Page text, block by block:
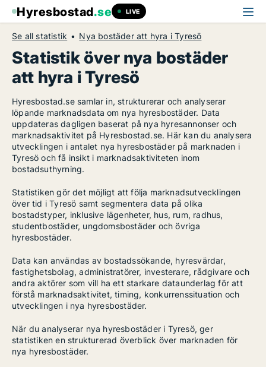
Hyresbostad.se LIVE
Se all statistik Nya bostäder att hyra i Tyresö
Statistik över nya bostäder
att hyra i Tyresö
Hyresbostad.se samlar in, strukturerar och analyserar
löpande marknadsdata om nya hyresbostäder. Data
uppdateras dagligen baserat på nya hyresannonser och
marknadsaktivitet på Hyresbostad.se. Här kan du analysera
utvecklingen i antalet nya hyresbostäder på marknaden i
Tyresö och få insikt i marknadsaktiviteten inom
bostadsuthyrning.
Statistiken gör det möjligt att följa marknadsutvecklingen
över tid i Tyresö samt segmentera data på olika
bostadstyper, inklusive lägenheter, hus, rum, radhus,
studentbostäder, ungdomsbostäder och övriga
hyresbostäder.
Data kan användas av bostadssökande, hyresvärdar,
fastighetsbolag, administratörer, investerare, rådgivare och
andra aktörer som vill ha ett starkare dataunderlag för att
förstå marknadsaktivitet, timing, konkurrenssituation och
utvecklingen i nya hyresbostäder.
När du analyserar nya hyresbostäder i Tyresö, ger
statistiken en strukturerad överblick över marknaden för
nya hyresbostäder.